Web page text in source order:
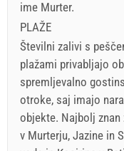
ime Murter.
PLAŽE
Številni zalivi s
plažami privabljajo
spremljevalno
otroke, saj imajo
objekte. Najbolj znan
v Murterju, Jazine in